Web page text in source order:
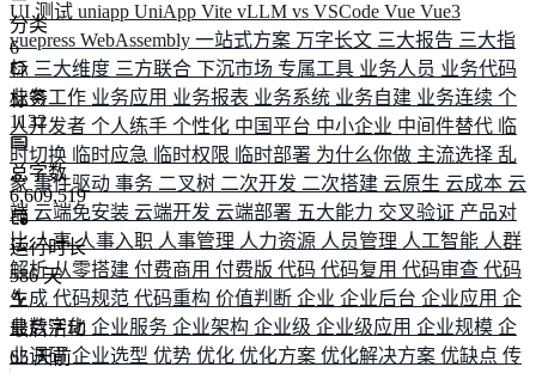
UI 测试 uniapp UniApp Vite vLLM vs VSCode Vue Vue3
vuepress WebAssembly 一站式方案 万字长文 三大报告 三大指
标 三大维度 三方联合 下沉市场 专属工具 业务人员 业务代码
业务工作 业务应用 业务报表 业务系统 业务自建 业务连续 个
人开发者 个人练手 个性化 中国平台 中小企业 中间件替代 临
时切换 临时应急 临时权限 临时部署 为什么你做 主流选择 乱
象 事件驱动 事务 二叉树 二次开发 二次搭建 云原生 云成本 云
端 云端免安装 云端开发 云端部署 五大能力 交叉验证 产品对
比人事人事入职 人事管理 人力资源 人员管理 人工智能 人群
解析从零搭建 付费商用 付费版 代码 代码复用 代码审查 代码
生成 代码规范 代码重构 价值判断 企业 企业后台 企业应用 企
业数字化 企业服务 企业架构 企业级 企业级应用 企业规模 企
业调研企业选型 优势 优化 优化方案 优化解决方案 优缺点 传
分类
6
标签
1132
总字数
6,609,519
运行时长
586 天
最后活动
65 天前